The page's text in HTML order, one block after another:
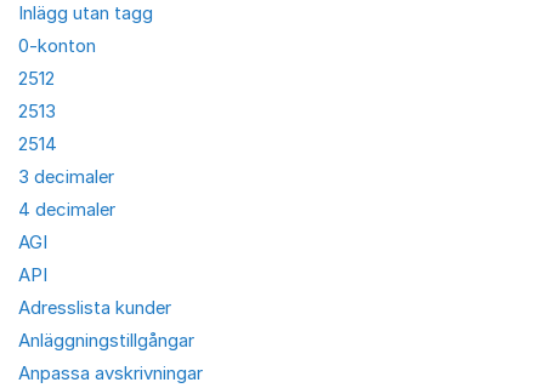
Inlägg utan tagg
0-konton
2512
2513
2514
3 decimaler
4 decimaler
AGI
API
Adresslista kunder
Anläggningstillgångar
Anpassa avskrivningar